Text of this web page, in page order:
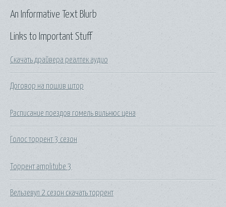
Links to Important Stuff
Скачать драйвера реалтек аудио
Договор на пошив штор
Расписание поездов гомель вильнюс цена
Голос торрент 3 сезон
Торрент amplitube 3
Вельзевул 2 сезон скачать торрент
An Informative Text Blurb